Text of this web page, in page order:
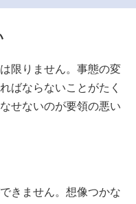
限りません。事態の変
ばならないことがたく
せないのが要領の悪い
きません。想像つかな